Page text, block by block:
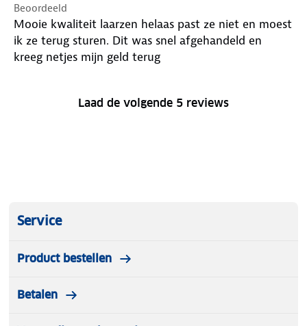
Beoordeeld
Mooie kwaliteit laarzen helaas past ze niet en moest
ik ze terug sturen. Dit was snel afgehandeld en
kreeg netjes mijn geld terug
Laad de volgende 5 reviews
Service
Product bestellen
Betalen